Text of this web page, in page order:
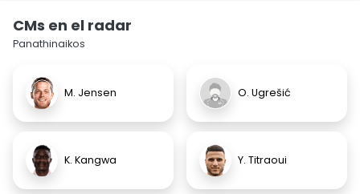
CMs en el radar
Panathinaikos
M. Jensen O. Ugrešić
K. Kangwa Y. Titraoui